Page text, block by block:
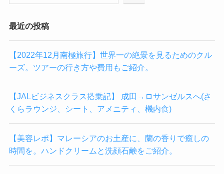
最近の投稿
【2022年12月南極旅行】世界一の絶景を見るためのクル
ーズ。ツアーの行き方や費用もご紹介。
【JALビジネスクラス搭乗記】 成田→ロサンゼルスへ(さ
くらラウンジ、シート、アメニティ、機内食)
【美容レポ】マレーシアのお土産に、蘭の香りで癒しの
時間を。ハンドクリームと洗顔石鹸をご紹介。